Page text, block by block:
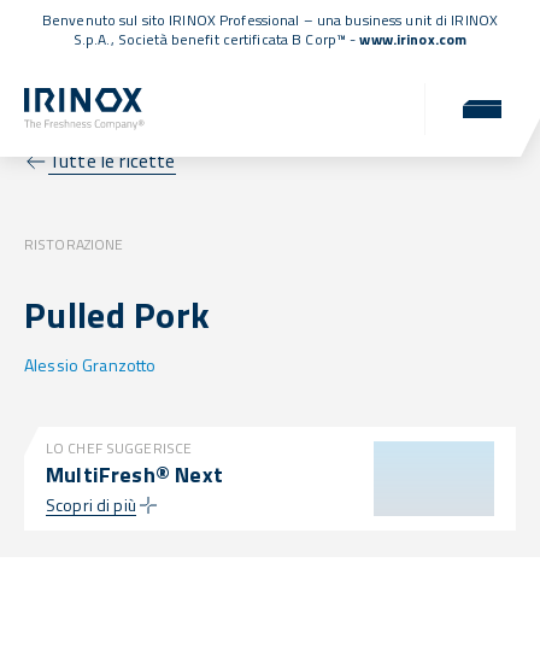
Benvenuto sul sito IRINOX Professional – una business unit di IRINOX
S.p.A., Società benefit certificata B Corp™ -www.irinox.com
Tutte le ricette
RISTORAZIONE
Pulled Pork
Alessio Granzotto
LO CHEF SUGGERISCE
MultiFresh® Next
Scopri di più